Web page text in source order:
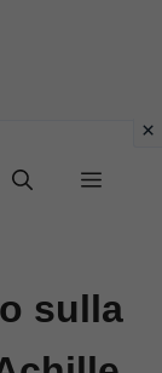
Menu
sulla